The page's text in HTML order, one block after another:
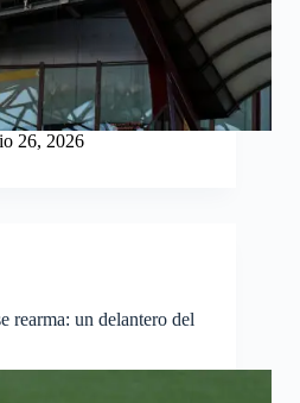
26, 2026
rearma: un delantero del